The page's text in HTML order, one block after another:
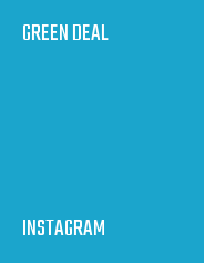
GREEN DEAL
INSTAGRAM